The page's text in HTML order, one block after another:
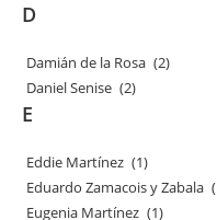
D
Damián de la Rosa (2)
Daniel Senise (2)
E
Eddie Martínez (1)
Eduardo Zamacois y Zabala
Eugenia Martínez (1)